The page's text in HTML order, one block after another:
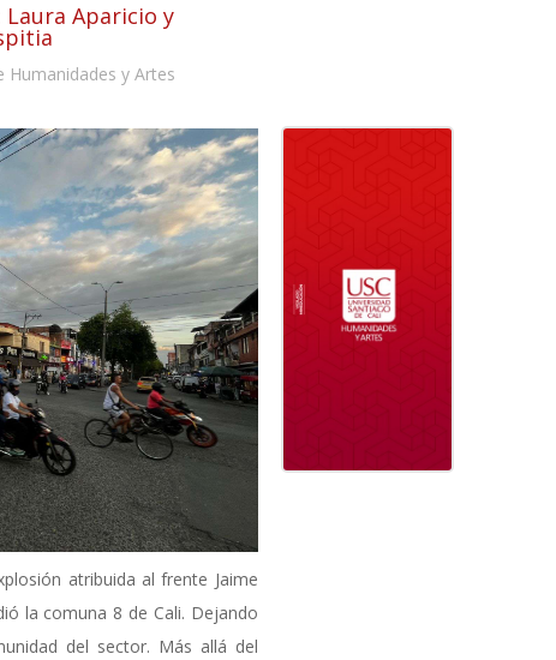
Laura Aparicio y
Humanidades y Artes
atribuida al frente Jaime
la comuna 8 de Cali. Dejando
del sector. Más allá del